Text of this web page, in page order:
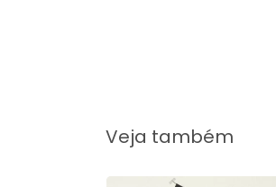
Veja também